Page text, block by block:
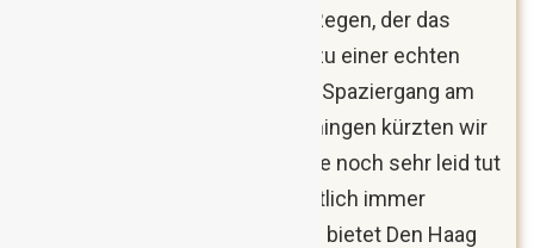
immer stärker einsetzendem Regen, der das
Sightseeing in der Innenstadt zu einer echten
Herausforderung machte. Den Spaziergang am
bekannten Strand von Scheveningen kürzten wir
auf ein Minimum, was mir heute noch sehr leid tut
(aber man sieht sich ja bekanntlich immer
zweimal im Leben). Zumindest bietet Den Haag